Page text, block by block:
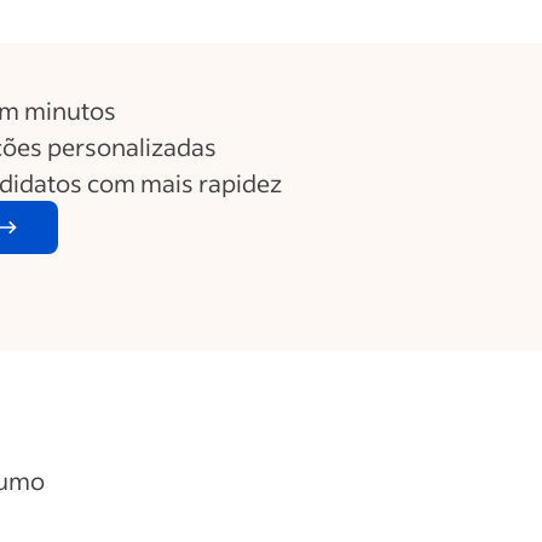
minutos
personalizadas
com mais rapidez